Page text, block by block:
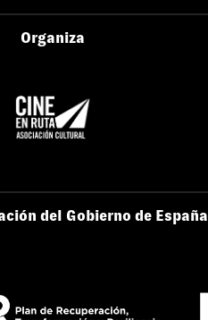
Organiza
del Gobierno de España